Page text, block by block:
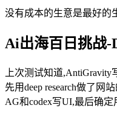
没有成本的生意是最好的
Ai出海百日挑战-
上次测试知道
先用deep research做了网
AG和codex写UI,最后确定